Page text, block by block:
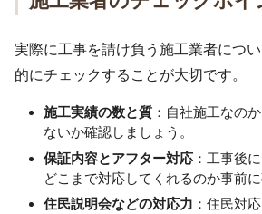
実際に工事を請け負う施工業者につ
的にチェックすることが大切です。
施工実績の数と質 ：自社施工なの
ないか確認しましょう。
保証内容とアフター対応 ：工事後
どこまで対応してくれるのか事前に
住民説明会などの対応力 ：住民対